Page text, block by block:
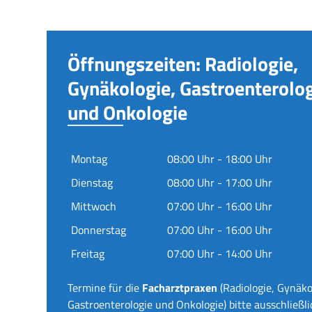
Öffnungszeiten: Radiologie,
Gynäkologie,
und Onkologie
Montag
08:00 Uhr - 18:00 Uhr
Dienstag
08:00 Uhr - 17:00 Uhr
Mittwoch
07:00 Uhr - 16:00 Uhr
Donnerstag
07:00 Uhr - 16:00 Uhr
Freitag
07:00 Uhr - 14:00 Uhr
Termine für die Facharztpraxen (Radiologie,
Gastroenterologie und Onkologie) bitte